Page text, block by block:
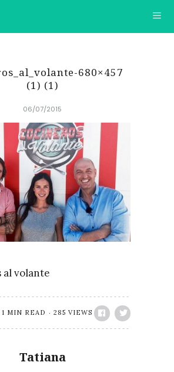
A NUESTRA AVENTURA GASTRON
680×457
(1) (1)
06/07/2015
al volante
1 MIN READ 285 VIEWS
Tatiana